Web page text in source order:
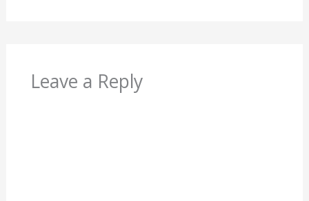
Leave a Reply